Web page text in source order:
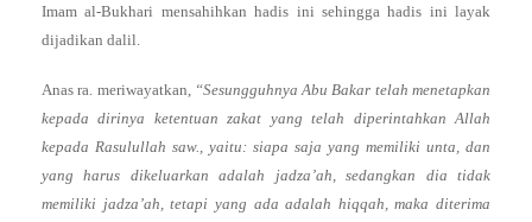
Imam al-Bukhari mensahihkan hadis ini sehingga hadis ini layak
dijadikan dalil.
Anas ra. meriwayatkan, “Sesungguhnya Abu Bakar telah menetapkan
kepada dirinya ketentuan zakat yang telah diperintahkan Allah
kepada Rasulullah saw., yaitu: siapa saja yang memiliki unta, dan
yang harus dikeluarkan adalah jadza’ah, sedangkan dia tidak
memiliki jadza’ah, tetapi yang ada adalah hiqqah, maka diterima